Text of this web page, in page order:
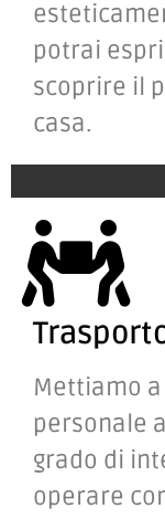
davvero,
altamente
potrai
scoprire il
casa.
Mettiamo
personale